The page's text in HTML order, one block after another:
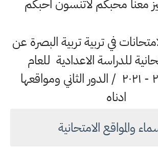
معنا محبكم لاتنسون احبكم
في تربية تربية البصرة عن
للدراسة الاعدادية للعام
الدراسي ٢٠٢٠ - ٢٠٢١ / الدور الثاني ومواقعها
ادناه
والمواقع الامتحانية